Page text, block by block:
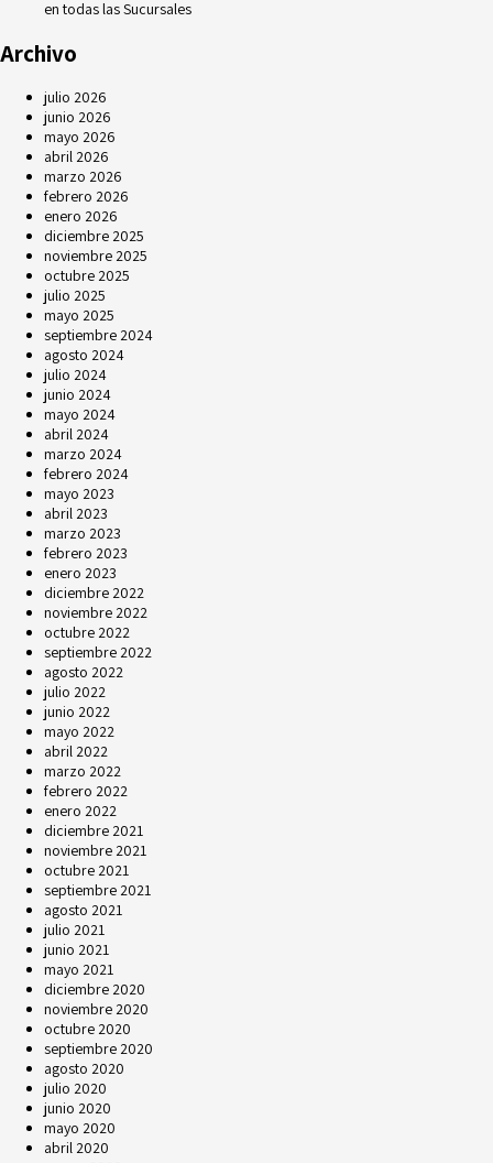
en todas las Sucursales
Archivo
julio 2026
junio 2026
mayo 2026
abril 2026
marzo 2026
febrero 2026
enero 2026
diciembre 2025
noviembre 2025
octubre 2025
julio 2025
mayo 2025
septiembre 2024
agosto 2024
julio 2024
junio 2024
mayo 2024
abril 2024
marzo 2024
febrero 2024
mayo 2023
abril 2023
marzo 2023
febrero 2023
enero 2023
diciembre 2022
noviembre 2022
octubre 2022
septiembre 2022
agosto 2022
julio 2022
junio 2022
mayo 2022
abril 2022
marzo 2022
febrero 2022
enero 2022
diciembre 2021
noviembre 2021
octubre 2021
septiembre 2021
agosto 2021
julio 2021
junio 2021
mayo 2021
diciembre 2020
noviembre 2020
octubre 2020
septiembre 2020
agosto 2020
julio 2020
junio 2020
mayo 2020
abril 2020